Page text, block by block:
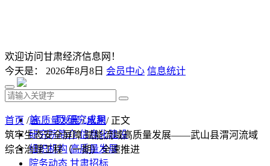
欢迎访问甘肃经济信息网！
今天是： 2026年8月8日 会员中心 信息统计
首 页 研究成果
研究院简介 信息化建设
组织机构 高质量发展
院务动态 甘肃招标
首页 /高质量发展/水利/ 正文
筑牢生态安全屏障 赋能流域高质量发展——武山县渭河流域
综合治理工程（一期）全速推进